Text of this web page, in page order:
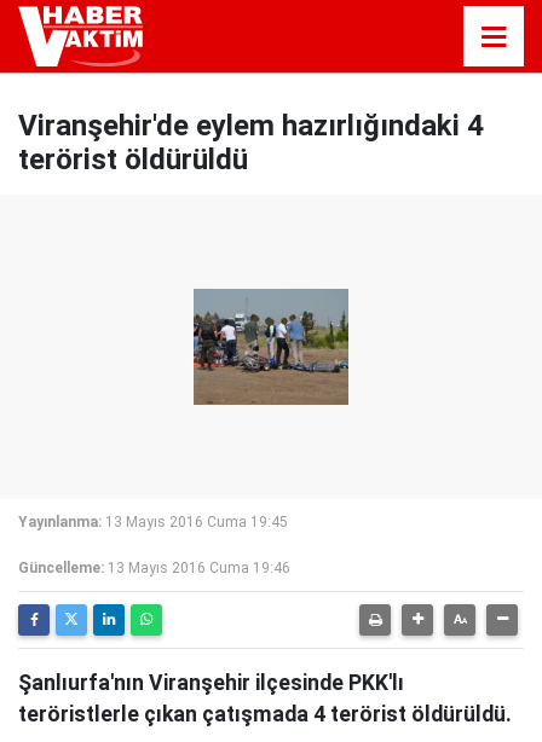
Viranşehir'de eylem hazırlığındaki 4
terörist öldürüldü
Yayınlanma: 13 Mayıs 2016 Cuma 19:45
Güncelleme: 13 Mayıs 2016 Cuma 19:46
Şanlıurfa'nın Viranşehir ilçesinde PKK'lı
teröristlerle çıkan çatışmada 4 terörist öldürüldü.